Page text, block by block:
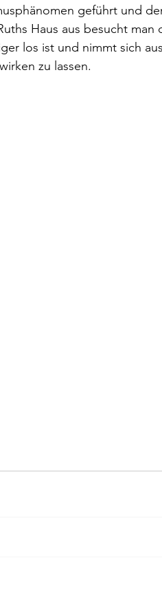
geführt und
Haus aus besucht man
los ist und nimmt sich
zu lassen.